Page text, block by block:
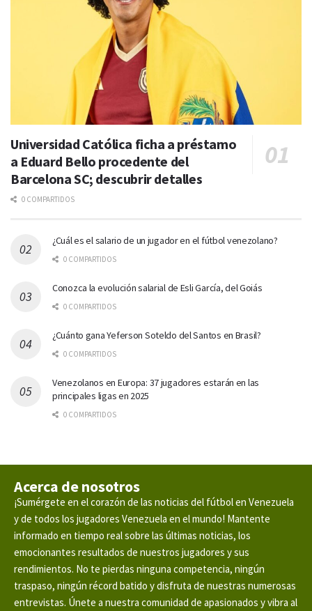
Universidad Católica ficha a préstamo
a Eduard Bello procedente del
Barcelona SC; descubrir detalles
0 COMPARTIDOS
¿Cuál es el salario de un jugador en el fútbol venezolano?
0 COMPARTIDOS
Conozca la evolución salarial de Esli García, del Goiás
0 COMPARTIDOS
¿Cuánto gana Yeferson Soteldo del Santos en Brasil?
0 COMPARTIDOS
Venezolanos en Europa: 37 jugadores estarán en las
principales ligas en 2025
0 COMPARTIDOS
Acerca de nosotros
¡Sumérgete en el corazón de las noticias del fútbol en Venezuela
y de todos los jugadores Venezuela en el mundo! Mantente
informado en tiempo real sobre las últimas noticias, los
emocionantes resultados de nuestros jugadores y sus
rendimientos. No te pierdas ninguna competencia, ningún
traspaso, ningún récord batido y disfruta de nuestras numerosas
entrevistas. Únete a nuestra comunidad de apasionados y vibra al